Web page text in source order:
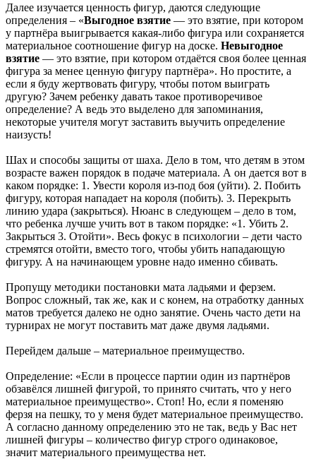
Далее изучается ценность фигур, даются следующие
определения – «Выгодное взятие — это взятие, при котором
у партнёра выигрывается какая-либо фигура или сохраняется
материальное соотношение фигур на доске. Невыгодное
взятие — это взятие, при котором отдаётся своя более ценная
фигура за менее ценную фигуру партнёра». Но простите, а
если я буду жертвовать фигуру, чтобы потом выиграть
другую? Зачем ребенку давать такое противоречивое
определение? А ведь это выделено для запоминания,
некоторые учителя могут заставить выучить определение
наизусть!
Шах и способы защиты от шаха. Дело в том, что детям в этом
возрасте важен порядок в подаче материала. А он дается вот в
каком порядке: 1. Увести короля из-под боя (уйти). 2. Побить
фигуру, которая нападает на короля (побить). 3. Перекрыть
линию удара (закрыться). Нюанс в следующем – дело в том,
что ребенка лучше учить вот в таком порядке: «1. Убить 2.
Закрыться 3. Отойти». Весь фокус в психологии – дети часто
стремятся отойти, вместо того, чтобы убить нападающую
фигуру. А на начинающем уровне надо именно сбивать.
Пропущу методики постановки мата ладьями и ферзем.
Вопрос сложный, так же, как и с конем, на отработку данных
матов требуется далеко не одно занятие. Очень часто дети на
турнирах не могут поставить мат даже двумя ладьями.
Перейдем дальше – материальное преимущество.
Определение: «Если в процессе партии один из партнёров
обзавёлся лишней фигурой, то принято считать, что у него
материальное преимущество». Стоп! Но, если я поменяю
ферзя на пешку, то у меня будет материальное преимущество.
А согласно данному определению это не так, ведь у Вас нет
лишней фигуры – количество фигур строго одинаковое,
значит материального преимущества нет.